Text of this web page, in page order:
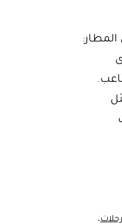
إلى المطار:
إحدى
،